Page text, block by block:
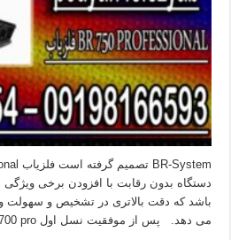
دستگاه بدون رقابت با افزودن برخی ویژگی
باشد که دقت بالاتری در تشخیص و سهولت و
می دهد. پس از موفقیت نسل اول BR700 pro که در زمینه آب …